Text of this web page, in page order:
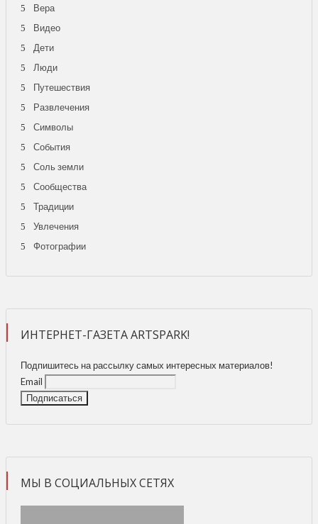
Вера
Видео
Дети
Люди
Путешествия
Развлечения
Символы
События
Соль земли
Сообщества
Традиции
Увлечения
Фотографии
ИНТЕРНЕТ-ГАЗЕТА ARTSPARK!
Подпишитесь на рассылку самых интересных материалов!
Email
МЫ В СОЦИАЛЬНЫХ СЕТЯХ